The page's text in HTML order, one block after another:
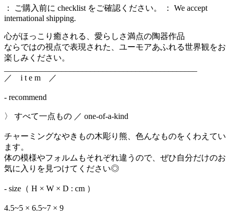
： ご購入前に checklist をご確認ください。 ： We accept
international shipping.
心がほっこり癒される、愛らしさ満点の陶器作品
ならではの視点で表現された、ユーモアあふれる世界観をお
楽しみください。
／ i t e m ／
- recommend
〉 すべて一点もの ／ one-of-a-kind
チャーミングなやきもの木彫り熊、色んなものをくわえてい
ます。
体の模様やフォルムもそれぞれ違うので、ぜひ自分だけのお
気に入りを見つけてください◎
- size（ H × W × D : cm ）
4.5~5 × 6.5~7 × 9